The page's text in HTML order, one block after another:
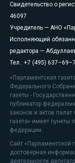
Свидетельство о
46097
Учредитель — АНО
Исполняющий
редактора —
Тел.: +7 (495)
«Парламентская
Федерального
газеты -
публикатор
законов и актов
газета» имеет пункты
федерации.
Сайт «Парламентской
достоверная
деятельности